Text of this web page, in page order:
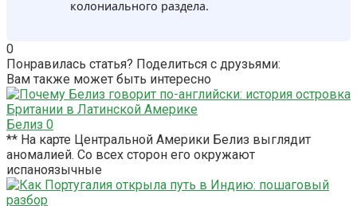
колониального раздела.
0
Понравилась статья? Поделиться с друзьями:
Вам также может быть интересно
Белиз 0
** На карте Центральной Америки Белиз выглядит
аномалией. Со всех сторон его окружают
испаноязычные